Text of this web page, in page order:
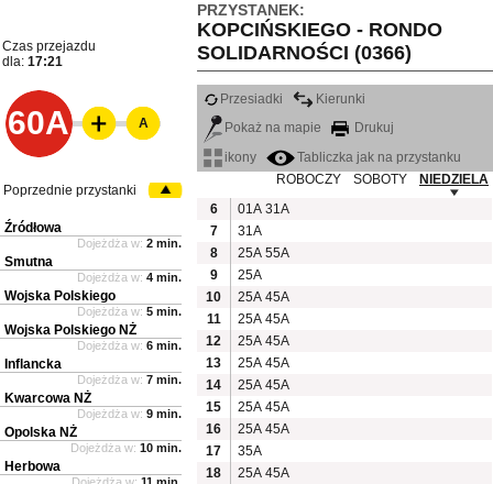
PRZYSTANEK:
KOPCIŃSKIEGO - RONDO
SOLIDARNOŚCI (0366)
Czas przejazdu
dla: 17:21
60A
Przesiadki
Kierunki
Pokaż na mapie
Drukuj
ikony
Tabliczka jak na przystanku
ROBOCZY
SOBOTY
NIEDZIELA
6
01A 31A
7
31A
8
25A 55A
9
25A
10
25A 45A
11
25A 45A
12
25A 45A
13
25A 45A
14
25A 45A
15
25A 45A
16
25A 45A
17
35A
18
25A 45A
A
Poprzednie przystanki
Źródłowa
Dojeżdża w: 2 min.
Smutna
Dojeżdża w: 4 min.
Wojska Polskiego
Dojeżdża w: 5 min.
Wojska Polskiego NŻ
Dojeżdża w: 6 min.
Inflancka
Dojeżdża w: 7 min.
Kwarcowa NŻ
Dojeżdża w: 9 min.
Opolska NŻ
Dojeżdża w: 10 min.
Herbowa